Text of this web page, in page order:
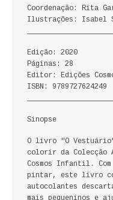
ANÁLISE DA ACÇÃO
COLEÇÃO PONTO DE
COLEÇÃO PONTO E
HISTÓRIA
HISTÓRIA DE
PRÉ-HISTÓRIA
LITERATURA
BIOGRAFIA
Coordenação: Rita
Ilustrações: Isabel
Edição: 2020
Páginas: 28
Editor: Edições
ISBN: 9789727624249
Sinopse
O livro "O
colorir da Colecção
Cosmos Infantil.
pintar, este livro
autocolantes
mais pequeninos e